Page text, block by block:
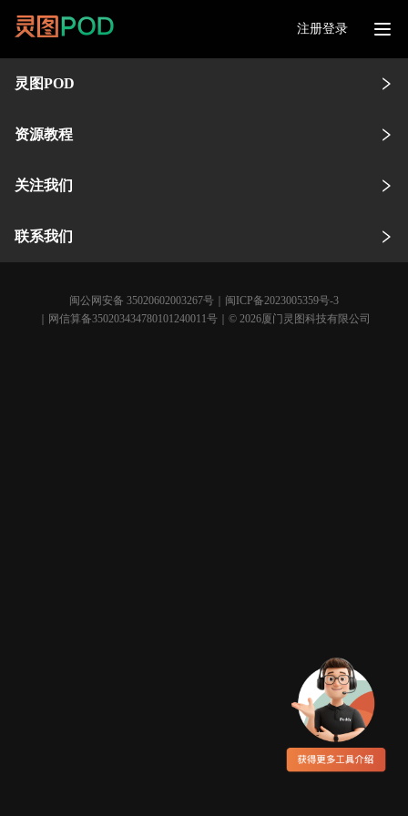
注册登录
灵图POD
资源教程
关注我们
联系我们
闽公网安备 35020602003267号
闽ICP备2023005359号-3
｜网信算备350203434780101240011号｜© 2026厦门灵图科技有限公司